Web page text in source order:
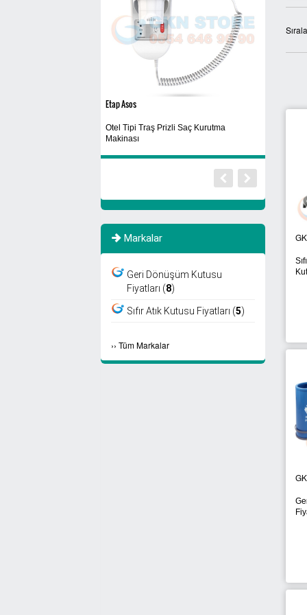
Siyah
Yıkanabilir Maske Yer
Markalar
Geri Dönüşüm Kutusu
Fiyatları (8)
Sıfır Atık Kutusu Fiyatları (5)
›› Tüm Markalar